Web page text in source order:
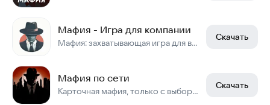
Мафия - Игра для компании
Мафия: захватывающая игра для всей компании
Скачать
Мафия по сети
Карточная мафия, только с выбором роли и онлайн
Скачать